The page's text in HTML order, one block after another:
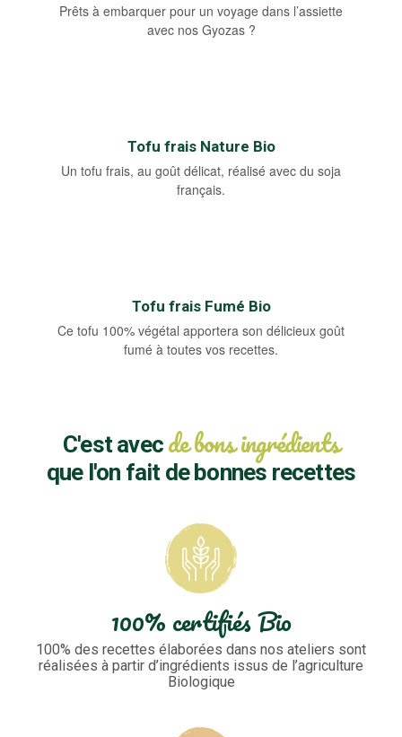
Prêts à embarquer pour un voyage dans l’assiette
avec nos Gyozas ?
Tofu frais Nature Bio
Un tofu frais, au goût délicat, réalisé avec du soja
français.
Tofu frais Fumé Bio
Ce tofu 100% végétal apportera son délicieux goût
fumé à toutes vos recettes.
C'est avec de bons ingrédients
que l'on fait de bonnes recettes
100% certifiés Bio
100% des recettes élaborées dans nos ateliers sont
réalisées à partir d’ingrédients issus de l’agriculture
Biologique